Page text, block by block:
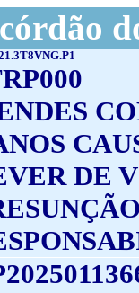
DE